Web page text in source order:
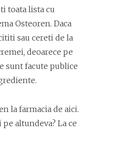
toata lista cu
Osteoren. Daca
sau cereti de la
deoarece pe
sunt facute publice
la farmacia de aici.
altundeva? La ce